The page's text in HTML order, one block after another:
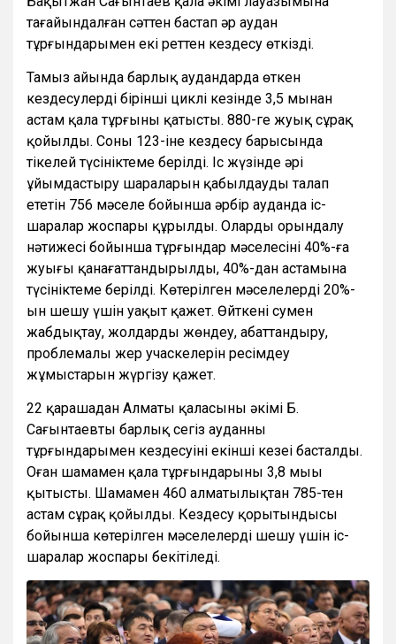
тағайындалған сәттен бастап әр аудан
тұрғындарымен екі реттен кездесу өткізді.
Тамыз айында барлық аудандарда өткен
кездесулердің бірінші циклі кезінде 3,5 мыңнан
астам қала тұрғыны қатысты. 880-ге жуық сұрақ
қойылды. Соның 123-іне кездесу барысында
тікелей түсініктеме берілді. Іс жүзінде әрі
ұйымдастыру шараларын қабылдауды талап
ететін 756 мәселе бойынша әрбір ауданда іс-
шаралар жоспары құрылды. Олардың орындалу
нәтижесі бойынша тұрғындар мәселесінің 40%-ға
жуығы қанағаттандырылды, 40%-дан астамына
түсініктеме берілді. Көтерілген мәселелердің 20%-
ын шешу үшін уақыт қажет. Өйткені сумен
жабдықтау, жолдарды жөндеу, абаттандыру,
проблемалы жер учаскелерін ресімдеу
жұмыстарын жүргізу қажет.
22 қарашадан Алматы қаласының әкімі Б.
Сағынтаевтың барлық сегіз ауданның
тұрғындарымен кездесуінің екінші кезеңі басталды.
Оған шамамен қала тұрғындарының 3,8 мыңы
қытысты. Шамамен 460 алматылықтан 785-тен
астам сұрақ қойылды. Кездесу қорытындысы
бойынша көтерілген мәселелерді шешу үшін іс-
шаралар жоспары бекітіледі.